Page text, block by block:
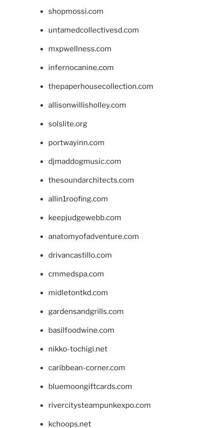
shopmossi.com
untamedcollectivesd.com
mxpwellness.com
infernocanine.com
thepaperhousecollection.com
allisonwillisholley.com
solslite.org
portwayinn.com
djmaddogmusic.com
thesoundarchitects.com
allin1roofing.com
keepjudgewebb.com
anatomyofadventure.com
drivancastillo.com
cmmedspa.com
midletontkd.com
gardensandgrills.com
basilfoodwine.com
nikko-tochigi.net
caribbean-corner.com
bluemoongiftcards.com
rivercitysteampunkexpo.com
kchoops.net